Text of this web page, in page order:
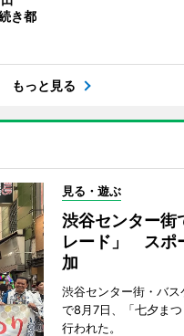
き都
もっと見る
見る・遊ぶ
渋谷センター街
レード」 スポ
加
渋谷センター街・バス
で8月7日、「七夕ま
行われた。